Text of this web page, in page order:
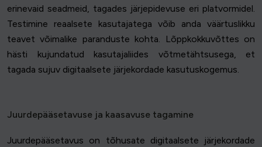
erinevaid seadmeid, tagades järjepidevuse eri platvormidel.
Testimine reaalsete kasutajatega võib anda väärtuslikku
teavet võimalike paranduste kohta. Lõppkokkuvõttes on
hästi kujundatud kasutajaliides võtmetähtsusega, et
tagada sujuv digitaalsete järjekordade kasutuskogemus.
Juurdepääsetavuse ja kaasavuse tagamine
Juurdepääsetavus on tõhusate digitaalsete järjekordade